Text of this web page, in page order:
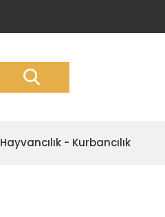
Hayvancılık - Kurbancılık